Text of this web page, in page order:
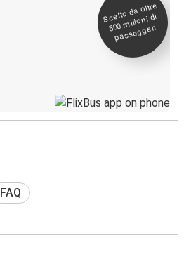
Scelto da oltre
500
milioni di
passeggeri
FAQ